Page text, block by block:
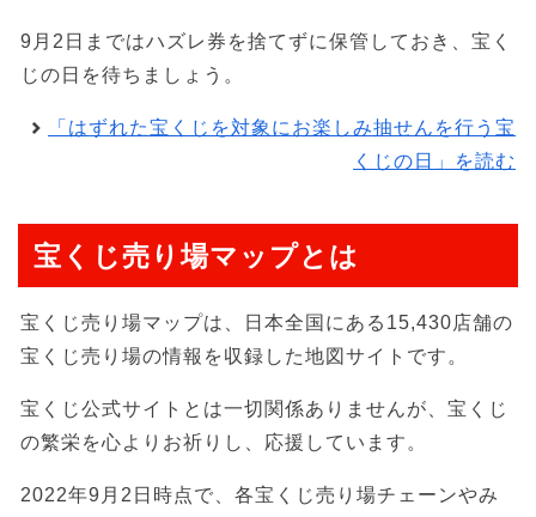
9月2日まではハズレ券を捨てずに保管しておき、宝く
じの日を待ちましょう。
「はずれた宝くじを対象にお楽しみ抽せんを行う宝
くじの日」を読む
宝くじ売り場マップとは
宝くじ売り場マップは、日本全国にある15,430店舗の
宝くじ売り場の情報を収録した地図サイトです。
宝くじ公式サイトとは一切関係ありませんが、宝くじ
の繁栄を心よりお祈りし、応援しています。
2022年9月2日時点で、各宝くじ売り場チェーンやみ